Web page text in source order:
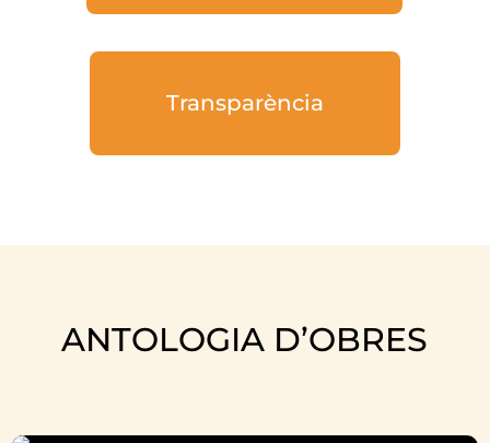
Transparència
ANTOLOGIA D’OBRES